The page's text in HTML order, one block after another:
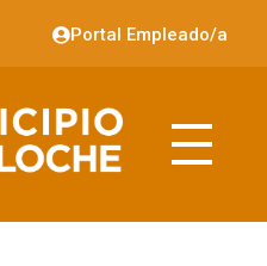
Portal Empleado/a